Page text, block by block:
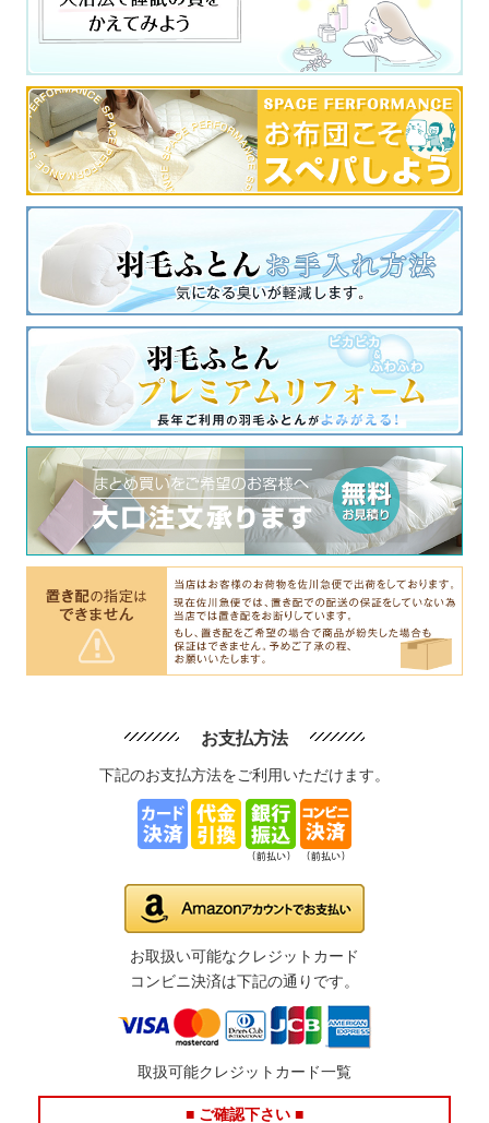
お支払方法
下記のお支払方法をご利用いただけます。
お取扱い可能なクレジットカード
コンビニ決済は下記の通りです。
取扱可能クレジットカード一覧
■ ご確認下さい ■